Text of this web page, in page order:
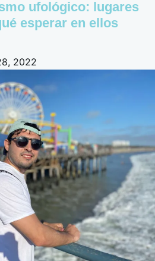
ufológico: lugares
esperar en ellos
2022